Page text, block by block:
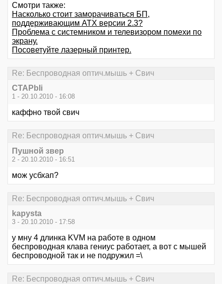
Смотри также:
Насколько стоит заморачиваться БП,
поддерживающим ATX версии 2.3?
Проблема с системником и телевизором помехи по
экрану.
Посоветуйте лазерный принтер.
Re: Беспроводная оптич.мышь + Свич
CTAPbIi
1 - 20.10.2010 - 16:08
каффно твой свич
Re: Беспроводная оптич.мышь + Свич
Пушной звер
2 - 20.10.2010 - 16:51
мож усбхап?
Re: Беспроводная оптич.мышь + Свич
kapysta
3 - 20.10.2010 - 17:58
у мну 4 длинка KVM на работе в одном
беспроводная клава гениус работает, а вот с мышей
беспроводной так и не подружил =\
Re: Беспроводная оптич.мышь + Свич